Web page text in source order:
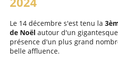
Le 14 décembre s'est tenu la
de Noël autour d'un
présence d'un plus grand
belle affluence.